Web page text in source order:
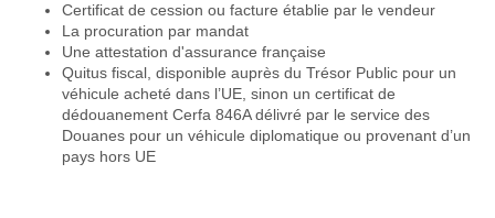
Certificat de cession ou facture établie par le vendeur
La procuration par mandat
Une attestation d'assurance française
Quitus fiscal, disponible auprès du Trésor Public pour un
véhicule acheté dans l’UE, sinon un certificat de
dédouanement Cerfa 846A délivré par le service des
Douanes pour un véhicule diplomatique ou provenant d’un
pays hors UE